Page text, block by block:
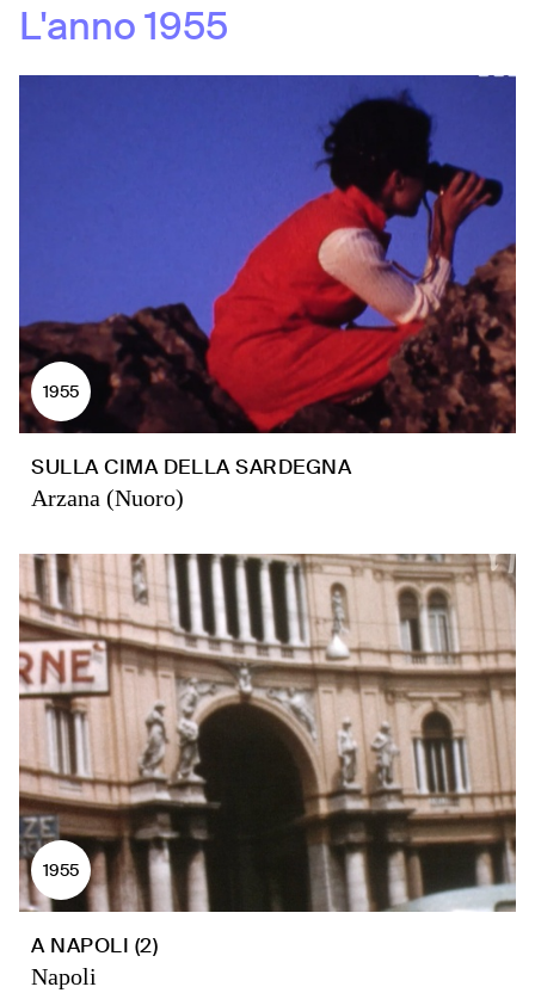
L'anno1955
1955
SULLA CIMA DELLA SARDEGNA
Arzana (Nuoro)
1955
A NAPOLI (2)
Napoli